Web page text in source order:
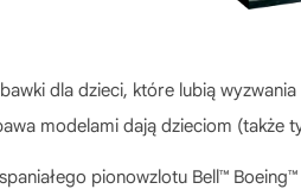
dla dzieci, które lubią
modelami dają dzieciom
pionowzlotu Bell™